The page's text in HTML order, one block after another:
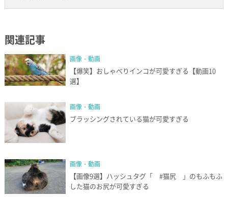
関連記事
画像・動画
【爆笑】おしゃべりインコが可愛すぎる【動画10
選】
画像・動画
ブラッシングされている猫が可愛すぎる
画像・動画
【画像9選】ハッシュタグ「 #猫尻 」のもふもふ
した猫のお尻が可愛すぎる